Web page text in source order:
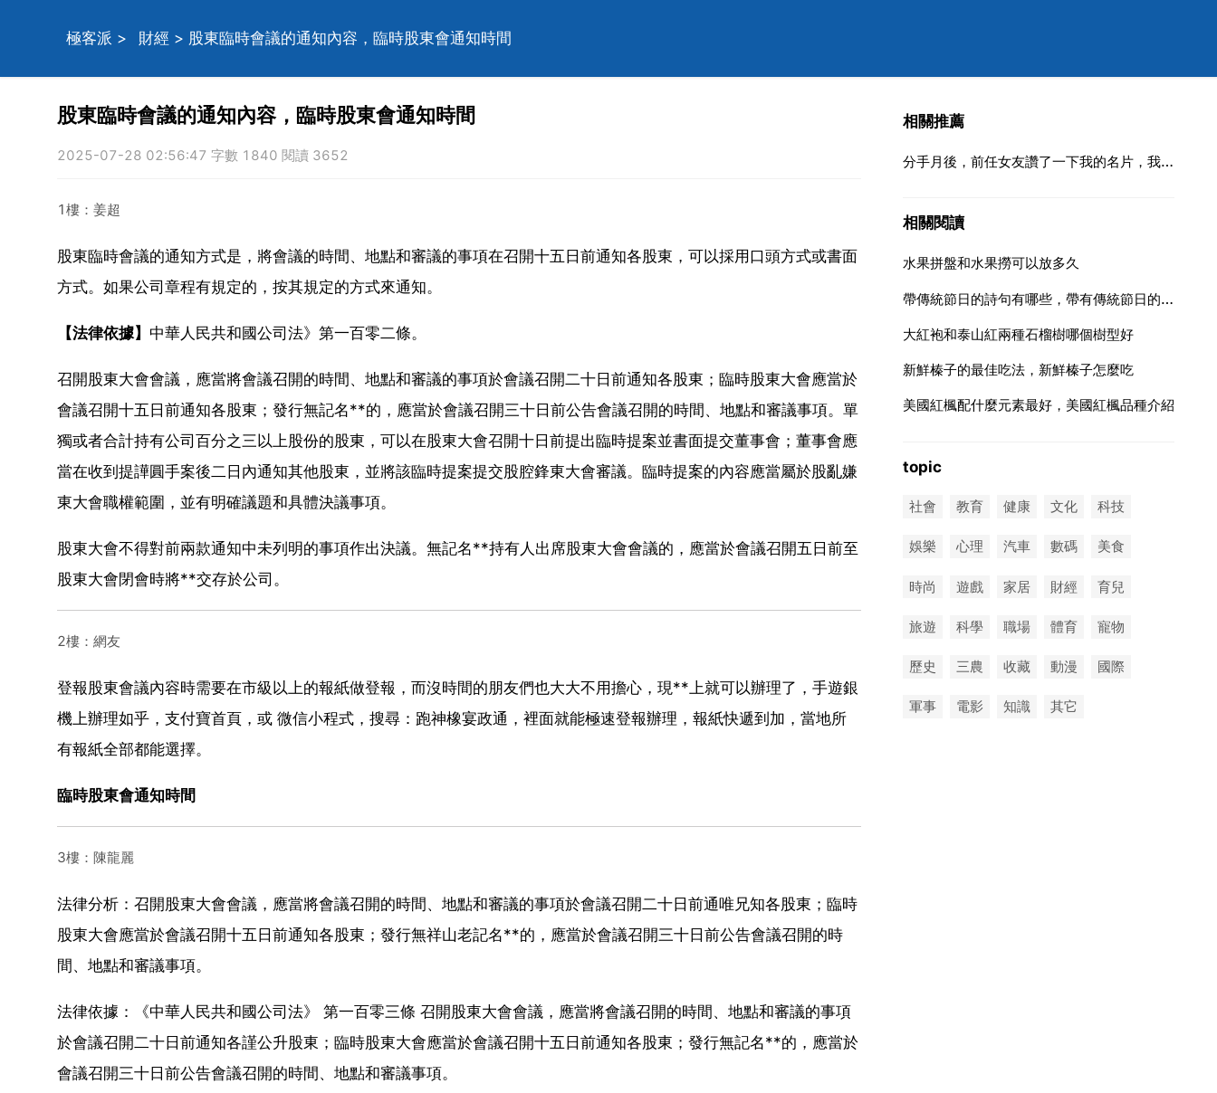
極客派 > 財經 > 股東臨時會議的通知內容，臨時股東會通知時間
股東臨時會議的通知內容，臨時股東會通知時間
2025-07-28 02:56:47 字數 1840 閱讀 3652
1樓：姜超
股東臨時會議的通知方式是，將會議的時間、地點和審議的事項在召開十五日前通知各股東，可以採用口頭方式或書面
方式。如果公司章程有規定的，按其規定的方式來通知。
【法律依據】 中華人民共和國公司法》第一百零二條。
召開股東大會會議，應當將會議召開的時間、地點和審議的事項於會議召開二十日前通知各股東；臨時股東大會應當於
會議召開十五日前通知各股東；發行無記名**的，應當於會議召開三十日前公告會議召開的時間、地點和審議事項。單
獨或者合計持有公司百分之三以上股份的股東，可以在股東大會召開十日前提出臨時提案並書面提交董事會；董事會應
當在收到提譁圓手案後二日內通知其他股東，並將該臨時提案提交股腔鋒東大會審議。臨時提案的內容應當屬於股亂嫌
東大會職權範圍，並有明確議題和具體決議事項。
股東大會不得對前兩款通知中未列明的事項作出決議。無記名**持有人出席股東大會會議的，應當於會議召開五日前至
股東大會閉會時將**交存於公司。
2樓：網友
登報股東會議內容時需要在市級以上的報紙做登報，而沒時間的朋友們也大大不用擔心，現**上就可以辦理了，手遊銀
機上辦理如乎，支付寶首頁，或 微信小程式，搜尋：跑神橡宴政通，裡面就能極速登報辦理，報紙快遞到加，當地所
有報紙全部都能選擇。
臨時股東會通知時間
3樓：陳龍麗
法律分析：召開股東大會會議，應當將會議召開的時間、地點和審議的事項於會議召開二十日前通唯兄知各股東；臨時
股東大會應當於會議召開十五日前通知各股東；發行無祥山老記名**的，應當於會議召開三十日前公告會議召開的時
間、地點和審議事項。
法律依據：《中華人民共和國公司法》 第一百零三條 召開股東大會會議，應當將會議召開的時間、地點和審議的事項
於會議召開二十日前通知各謹公升股東；臨時股東大會應當於會議召開十五日前通知各股東；發行無記名**的，應當於
會議召開三十日前公告會議召開的時間、地點和審議事項。
相關推薦
分手月後，前任女友讚了一下我的名片，我臨時會話跟她說。鉤子加緊，不要亂點贊，她會怎麼想
相關閱讀
水果拼盤和水果撈可以放多久
帶傳統節日的詩句有哪些，帶有傳統節日的詩句
大紅袍和泰山紅兩種石榴樹哪個樹型好
新鮮榛子的最佳吃法，新鮮榛子怎麼吃
美國紅楓配什麼元素最好，美國紅楓品種介紹
topic
社會 教育 健康 文化 科技
娛樂 心理 汽車 數碼 美食
時尚 遊戲 家居 財經 育兒
旅遊 科學 職場 體育 寵物
歷史 三農 收藏 動漫 國際
軍事 電影 知識 其它